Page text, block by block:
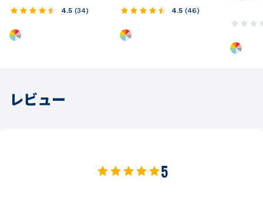
4.5 (34) 4.5 (46)
レビュー
5